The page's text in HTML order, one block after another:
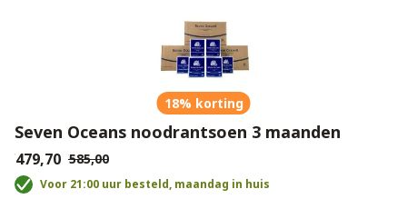
18% korting
Seven Oceans noodrantsoen 3 maanden
€479,70 €585,00
Voor 21:00 uur besteld, maandag in huis